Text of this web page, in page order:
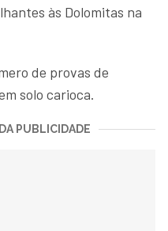
às Dolomitas na
de provas de
solo carioca.
PUBLICIDADE